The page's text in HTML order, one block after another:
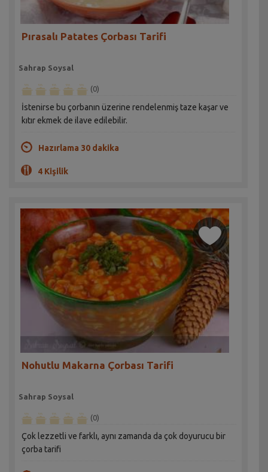
Pırasalı Patates Çorbası Tarifi
Sahrap Soysal
(0)
İstenirse bu çorbanın üzerine rendelenmiş taze kaşar ve
kıtır ekmek de ilave edilebilir.
Hazırlama 30 dakika
4 Kişilik
Nohutlu Makarna Çorbası Tarifi
Sahrap Soysal
(0)
Çok lezzetli ve farklı, aynı zamanda da çok doyurucu bir
çorba tarifi